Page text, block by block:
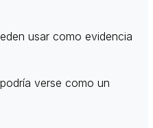
usar como evidencia
verse como un